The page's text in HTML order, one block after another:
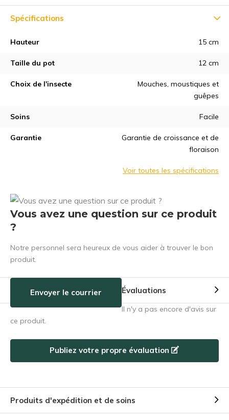
Spécifications
Hauteur 15 cm
Taille du pot 12 cm
Choix de l'insecte
Mouches, moustiques et
guêpes
Soins Facile
Garantie
Garantie de croissance et de
floraison
Voir toutes les spécifications
Vous avez une question sur ce produit
?
Notre personnel sera heureux de vous aider à trouver le bon
produit.
Envoyer le courrier Évaluations
Il n'y a pas encore d'avis sur
ce produit.
Publiez votre propre évaluation
Produits d'expédition et de soins